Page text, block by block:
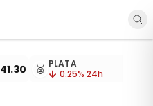
actualizadas cada 15
🥈 PLATA
0.25% 24h